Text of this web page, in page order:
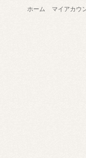
ホーム マイアカウ